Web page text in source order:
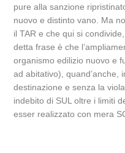
pure alla sanzione
nuovo e distinto vano. Ma
il TAR e che qui si
detta frase è che
organismo edilizio nuovo e
ad abitativo), quand’anche,
destinazione e senza la
indebito di SUL oltre i limiti
esser realizzato con mera